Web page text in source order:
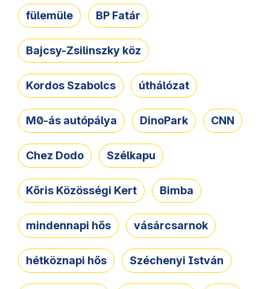
fülemüle BP Fatár
Bajcsy-Zsilinszky köz
Kordos Szabolcs úthálózat
M0-ás autópálya DinoPark CNN
Chez Dodo Szélkapu
Kőris Közösségi Kert Bimba
mindennapi hős vásárcsarnok
hétköznapi hős Széchenyi István